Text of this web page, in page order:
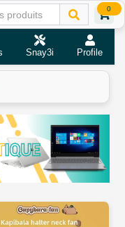
0
Snay3i Profile